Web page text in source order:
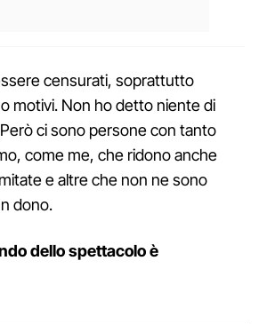
censurati, soprattutto
motivi. Non ho detto niente di
ci sono persone con tanto
come me, che ridono anche
e altre che non ne sono
dono.
dello spettacolo è